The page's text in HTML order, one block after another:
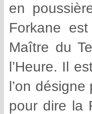
en
Forkane
Maître du
l’Heure. Il
l’on
pour dire la